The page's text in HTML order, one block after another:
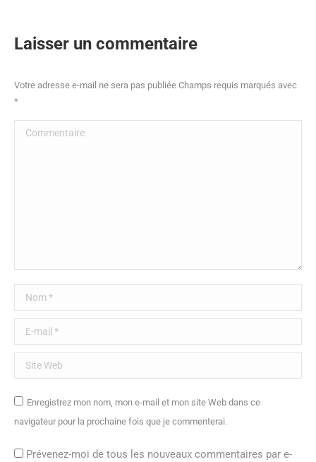
Laisser un commentaire
Votre adresse e-mail ne sera pas publiée Champs requis marqués avec
*
Commentaire
Nom *
E-mail *
Site Web
Enregistrez mon nom, mon e-mail et mon site Web dans ce
navigateur pour la prochaine fois que je commenterai.
Prévenez-moi de tous les nouveaux commentaires par e-